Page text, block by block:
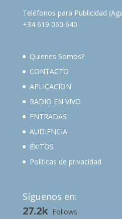
Teléfonos para Publicidad
+34 619 060 640
Quienes Somos?
CONTACTO
APLICACION
RADIO EN VIVO
ENTRADAS
AUDIENCIA
ÉXITOS
Políticas de privacidad
Síguenos en:
27.2k Follows